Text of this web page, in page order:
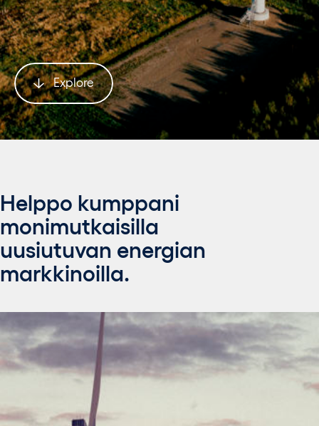
Explore
Helppo kumppani
monimutkaisilla
uusiutuvan energian
markkinoilla.